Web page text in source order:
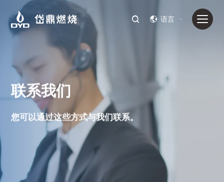
语言
联系我们
您可以通过这些方式与我们联系。